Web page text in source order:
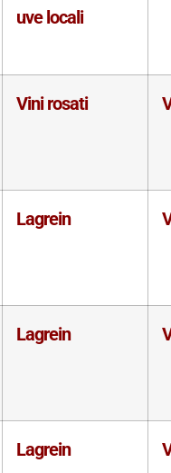
uve locali
Vini rosati
Lagrein
Lagrein
Lagrein